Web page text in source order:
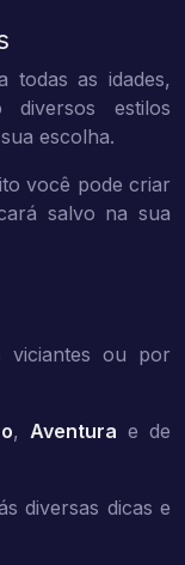
todas as idades,
diversos estilos
escolha.
você pode criar
salvo na sua
viciantes ou por
, Aventura e de
diversas dicas e